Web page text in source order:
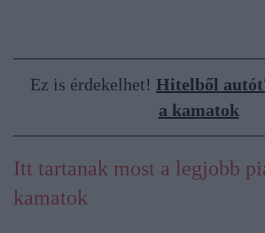
Ez is érdekelhet! Hitelből
a kamatok
Itt tartanak most a legjobb
kamatok